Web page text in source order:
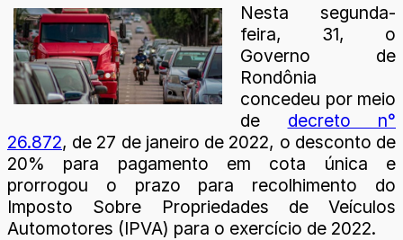
Nesta segunda-
feira, 31, o
Governo de
Rondônia
concedeu por meio
de decreto n°
26.872, de 27 de janeiro de 2022, o desconto de
20% para pagamento em cota única e
prorrogou o prazo para recolhimento do
Imposto Sobre Propriedades de Veículos
Automotores (IPVA) para o exercício de 2022.